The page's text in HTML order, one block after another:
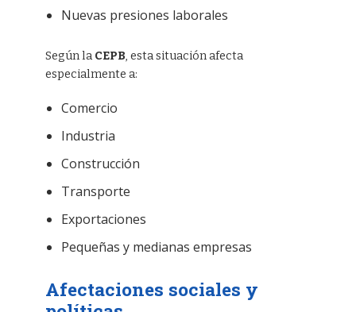
Nuevas presiones laborales
Según la CEPB, esta situación afecta
especialmente a:
Comercio
Industria
Construcción
Transporte
Exportaciones
Pequeñas y medianas empresas
Afectaciones sociales y